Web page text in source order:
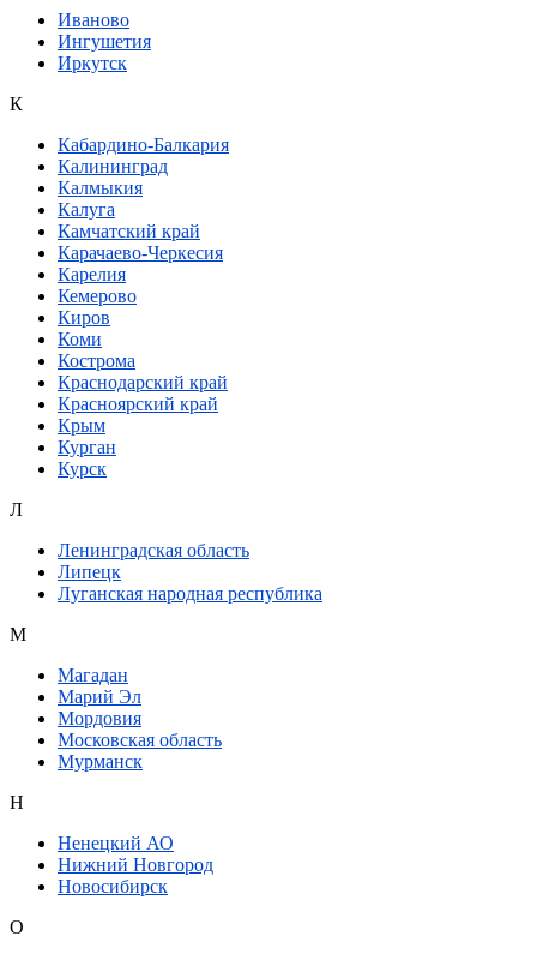
Иваново
Ингушетия
Иркутск
К
Кабардино-Балкария
Калининград
Калмыкия
Калуга
Камчатский край
Карачаево-Черкесия
Карелия
Кемерово
Киров
Коми
Кострома
Краснодарский край
Красноярский край
Крым
Курган
Курск
Л
Ленинградская область
Липецк
Луганская народная республика
М
Магадан
Марий Эл
Мордовия
Московская область
Мурманск
Н
Ненецкий АО
Нижний Новгород
Новосибирск
О